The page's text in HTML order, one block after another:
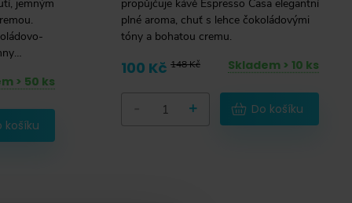
jemným
> 50 ks
košíku
propůjčuje kávě Espresso Casa elegantní
plné aroma, chuť s lehce čokoládovými
tóny a bohatou cremu.
100 Kč 148 Kč Skladem > 10 ks
+ Do košíku